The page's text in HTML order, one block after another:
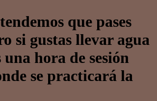
que pases
si gustas llevar agua
hora de sesión
se practicará la